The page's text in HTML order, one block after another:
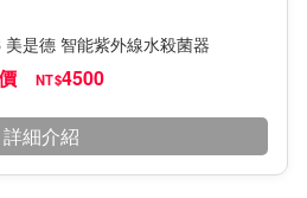
是德 智能紫外線水殺菌器
NT$4500
詳細介紹